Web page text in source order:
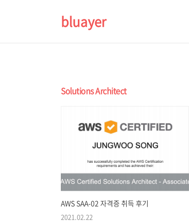
bluayer
Solutions Architect
AWS SAA-02 자격증 취득 후기
2021.02.22